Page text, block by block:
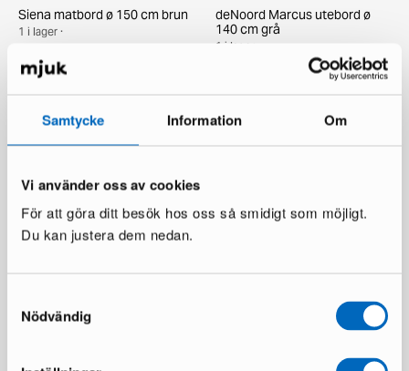
Samtycke Information Om
Vi använder oss av cookies
För att göra ditt besök hos oss så smidigt som möjligt.
Du kan justera dem nedan.
Nödvändig
Siena matbord ø 150 cm brun
1 i lager ·
Du sparar 116 €
deNoord Marcus utebord ø
140 cm grå
1 i lager ·
300 cm vit